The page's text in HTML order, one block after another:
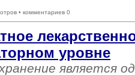
• комментариев 0
уровне
является